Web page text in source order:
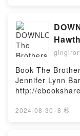
Jessica Fern,
Polywise: A
Relationships
Jenkins, PhD
Cooley, Carrie
Deeper Dive Into
Jessica Fern,
Muller Novel
Game: A Dr.
Read Online,
Novel Alaina
Game: A Dr.
The Butcher
Urquhart Kindle,
Muller Novel
Game: A Dr.
Book The
Jennifer Lynn
http://
(PDF ePub
2024-08-30 · 8 秒